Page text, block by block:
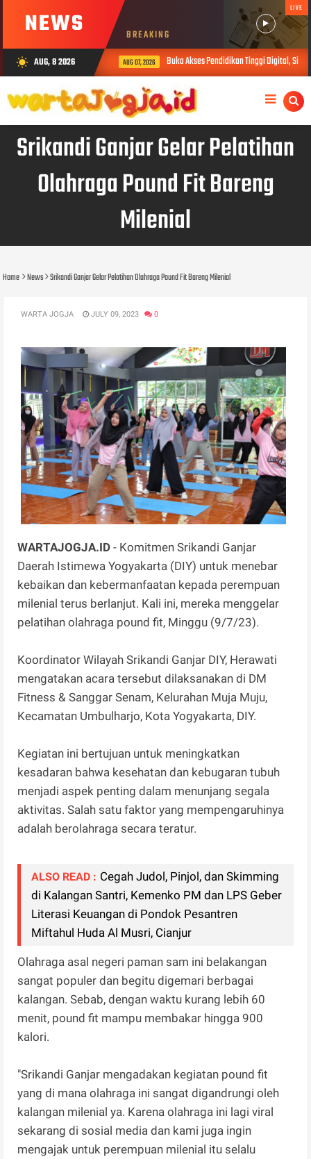
NEWS BREAKING
LIVE
wb_sunny AUG, 8 2026 AUG 07, 2026 Buka Akses Pendidikan Tinggi Digital,
Srikandi Ganjar Gelar Pelatihan
Olahraga Pound Fit Bareng
Milenial
Home News Srikandi Ganjar Gelar Pelatihan Olahraga Pound Fit Bareng Milenial
WARTA JOGJA JULY 09, 2023 0
WARTAJOGJA.ID - Komitmen Srikandi Ganjar
Daerah Istimewa Yogyakarta (DIY) untuk menebar
kebaikan dan kebermanfaatan kepada perempuan
milenial terus berlanjut. Kali ini, mereka menggelar
pelatihan olahraga pound fit, Minggu (9/7/23).
Koordinator Wilayah Srikandi Ganjar DIY, Herawati
mengatakan acara tersebut dilaksanakan di DM
Fitness & Sanggar Senam, Kelurahan Muja Muju,
Kecamatan Umbulharjo, Kota Yogyakarta, DIY.
Kegiatan ini bertujuan untuk meningkatkan
kesadaran bahwa kesehatan dan kebugaran tubuh
menjadi aspek penting dalam menunjang segala
aktivitas. Salah satu faktor yang mempengaruhinya
adalah berolahraga secara teratur.
ALSO READ : Cegah Judol, Pinjol, dan Skimming
di Kalangan Santri, Kemenko PM dan LPS Geber
Literasi Keuangan di Pondok Pesantren
Miftahul Huda Al Musri, Cianjur
Olahraga asal negeri paman sam ini belakangan
sangat populer dan begitu digemari berbagai
kalangan. Sebab, dengan waktu kurang lebih 60
menit, pound fit mampu membakar hingga 900
kalori.
"Srikandi Ganjar mengadakan kegiatan pound fit
yang di mana olahraga ini sangat digandrungi oleh
kalangan milenial ya. Karena olahraga ini lagi viral
sekarang di sosial media dan kami juga ingin
mengajak untuk perempuan milenial itu selalu